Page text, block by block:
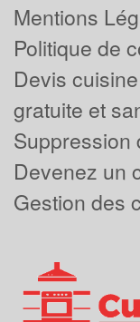
Mentions
Politique de
Devis
gratuite et
Suppression
Devenez un
Gestion des